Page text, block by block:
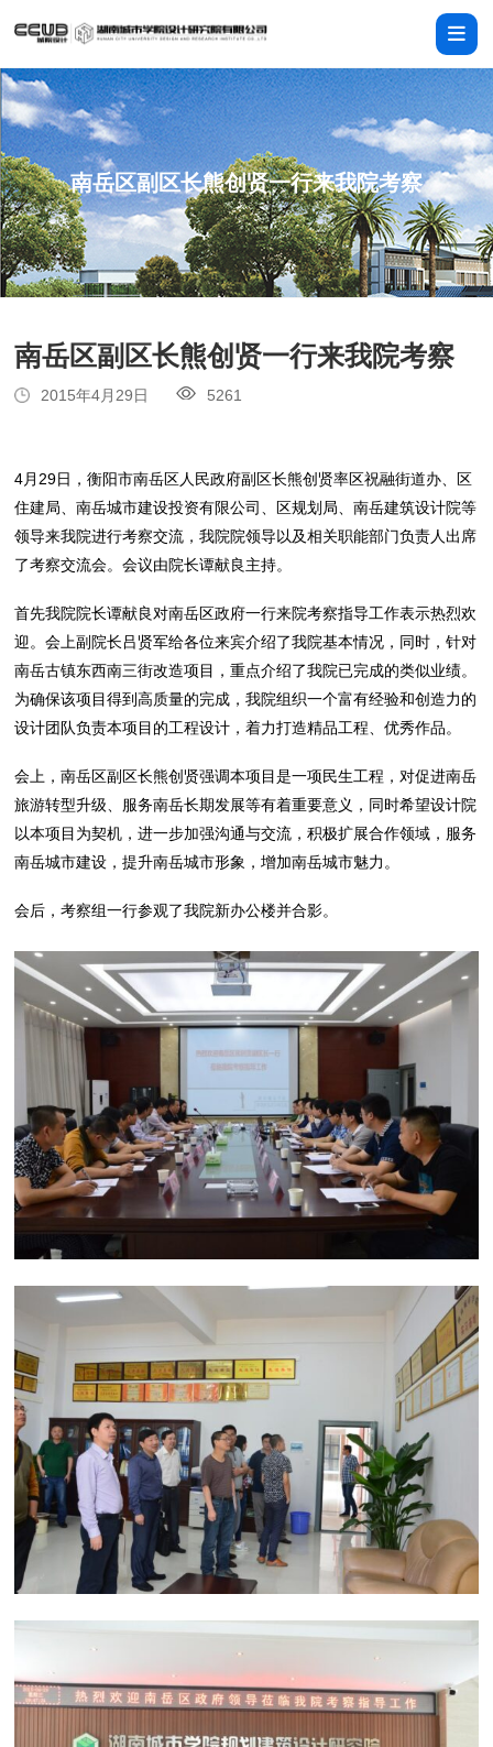
南岳区副区长熊创贤一行来我院考察
南岳区副区长熊创贤一行来我院考察
2015年4月29日 5261
4月29日，衡阳市南岳区人民政府副区长熊创贤率区祝融街道办、区
住建局、南岳城市建设投资有限公司、区规划局、南岳建筑设计院等
领导来我院进行考察交流，我院院领导以及相关职能部门负责人出席
了考察交流会。会议由院长谭献良主持。
首先我院院长谭献良对南岳区政府一行来院考察指导工作表示热烈欢
迎。会上副院长吕贤军给各位来宾介绍了我院基本情况，同时，针对
南岳古镇东西南三街改造项目，重点介绍了我院已完成的类似业绩。
为确保该项目得到高质量的完成，我院组织一个富有经验和创造力的
设计团队负责本项目的工程设计，着力打造精品工程、优秀作品。
会上，南岳区副区长熊创贤强调本项目是一项民生工程，对促进南岳
旅游转型升级、服务南岳长期发展等有着重要意义，同时希望设计院
以本项目为契机，进一步加强沟通与交流，积极扩展合作领域，服务
南岳城市建设，提升南岳城市形象，增加南岳城市魅力。
会后，考察组一行参观了我院新办公楼并合影。